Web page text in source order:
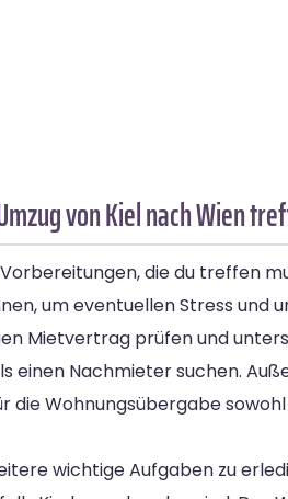
von Kiel nach Wien
die du treffen
um eventuellen Stress und
Mietvertrag prüfen und
Nachmieter suchen.
Wohnungsübergabe
wichtige Aufgaben zu